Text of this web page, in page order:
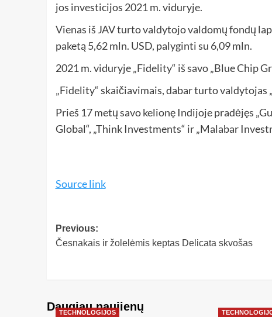
jos investicijos 2021 m. viduryje.
Vienas iš JAV turto valdytojo valdomų fondų
paketą 5,62 mln. USD, palyginti su 6,09 mln.
2021 m. viduryje „Fidelity“ iš savo „Blue Chip
„Fidelity“ skaičiavimais, dabar turto valdytojas
Prieš 17 metų savo kelionę Indijoje pradėjęs
Global“, „Think Investments“ ir „Malabar
Source link
Previous:
Česnakais ir žolelėmis keptas Delicata skvošas
Daugiau naujienų
TECHNOLOGIJOS